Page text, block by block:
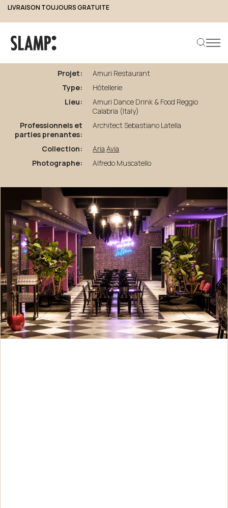
LIVRAISON TOUJOURS GRATUITE
Rechercher un produit
AmuriRestaurant
Projet:
Amuri Restaurant
Type:
Hôtellerie
Lieu:
Amuri Dance Drink & Food Reggio
Calabria (Italy)
Professionnels et
parties prenantes:
Architect Sebastiano Latella
Collection: Aria Avia
Photographe:
Alfredo Muscatello